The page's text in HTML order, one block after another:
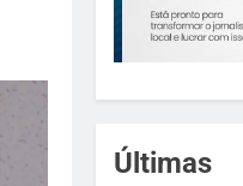
Últimas